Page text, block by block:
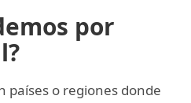
por
países o regiones donde